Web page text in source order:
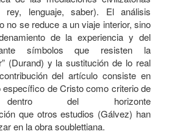
rey, lenguaje, saber). El análisis
no se reduce a un viaje interior, sino
de la experiencia y del
símbolos que resisten la
(Durand) y la sustitución de lo real
del artículo consiste en
específico de Cristo como criterio de
dentro del horizonte
que otros estudios (Gálvez) han
en la obra soublettiana.